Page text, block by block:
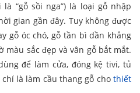
“gỗ sồi nga”) là loại gỗ nhập
gian gần đây. Tuy không được
gỗ óc chó, gỗ tần bì dần khẳng
sắc đẹp và vân gỗ bắt mắt.
để làm cửa, đóng kệ tivi, tủ
là làm cầu thang gỗ cho thiết